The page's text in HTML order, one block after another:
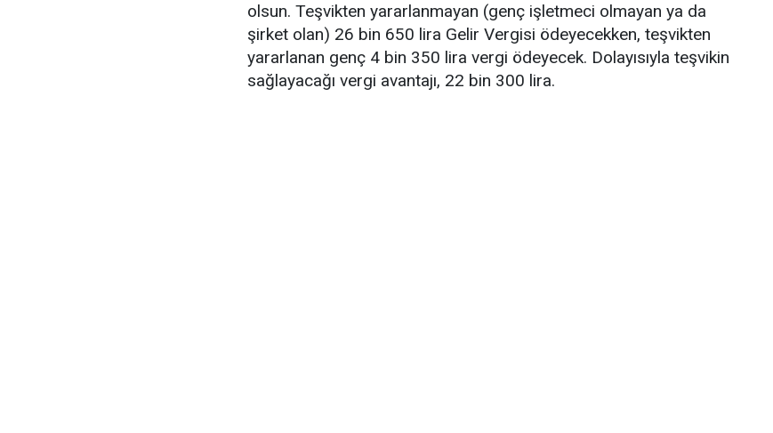
olsun. Teşvikten yararlanmayan (genç işletmeci olmayan ya da
şirket olan) 26 bin 650 lira Gelir Vergisi ödeyecekken, teşvikten
yararlanan genç 4 bin 350 lira vergi ödeyecek. Dolayısıyla teşvikin
sağlayacağı vergi avantajı, 22 bin 300 lira.